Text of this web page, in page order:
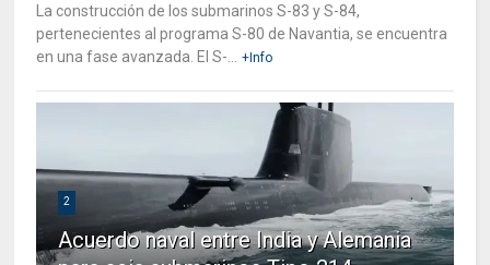
La construcción de los submarinos S-83 y S-84,
pertenecientes al programa S-80 de Navantia, se encuentra
en una fase avanzada. El S-...
+Info
2
Acuerdo naval entre India y Alemania